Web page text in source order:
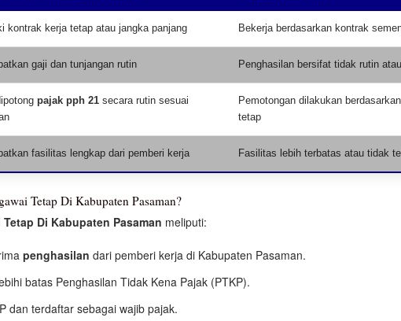
kontrak kerja tetap atau jangka panjang Bekerja berdasarkan kontrak
gaji dan tunjangan rutin Penghasilan bersifat tidak rutin
pajak pph 21 secara rutin sesuai
Pemotongan dilakukan
tetap
fasilitas lengkap dari pemberi kerja Fasilitas lebih terbatas atau tidak
Tetap Di Kabupaten Pasaman?
Tetap Di Kabupaten Pasaman meliputi:
penghasilan dari pemberi kerja di Kabupaten Pasaman.
batas Penghasilan Tidak Kena Pajak (PTKP).
dan terdaftar sebagai wajib pajak.